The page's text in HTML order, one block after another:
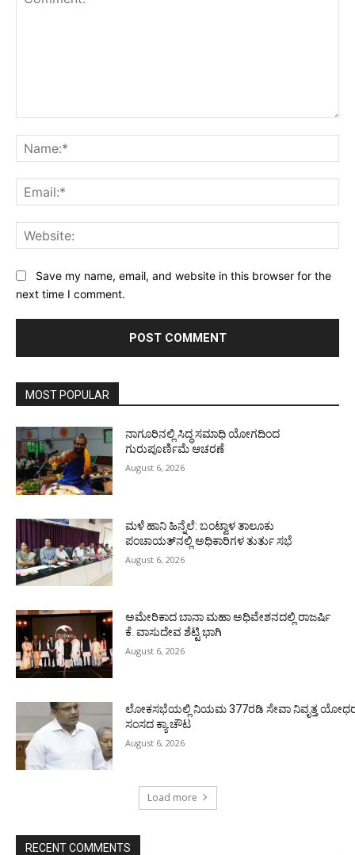
Save my name, email, and website in this browser for the
next time I comment.
MOST POPULAR
ನಾಗೂರಿನಲ್ಲಿ ಸಿದ್ಧ ಸಮಾಧಿ ಯೋಗದಿಂದ
ಗುರುಪೂರ್ಣಿಮೆ ಆಚರಣೆ
August 6, 2026
ಮಳೆ ಹಾನಿ ಹಿನ್ನೆಲೆ: ಬಂಟ್ವಾಳ ತಾಲೂಕು
ಪಂಚಾಯತ್‌ನಲ್ಲಿ ಅಧಿಕಾರಿಗಳ ತುರ್ತು ಸಭೆ
August 6, 2026
ಅಮೇರಿಕಾದ ಬಾನಾ ಮಹಾ ಅಧಿವೇಶನದಲ್ಲಿ ರಾಜರ್ಷಿ
ಕೆ. ವಾಸುದೇವ ಶೆಟ್ಟಿ ಭಾಗಿ
August 6, 2026
ಲೋಕಸಭೆಯಲ್ಲಿ ನಿಯಮ 377ರಡಿ ಸೇವಾ ನಿವೃತ್ತ
ಸಂಸದ ಕ್ಯಾ.ಚೌಟ
August 6, 2026
Load more
RECENT COMMENTS